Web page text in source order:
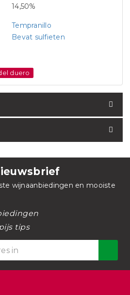
14,50%
Tempranillo
Bevat sulfieten
duero
wijnaanbiedingen en mooiste
tips